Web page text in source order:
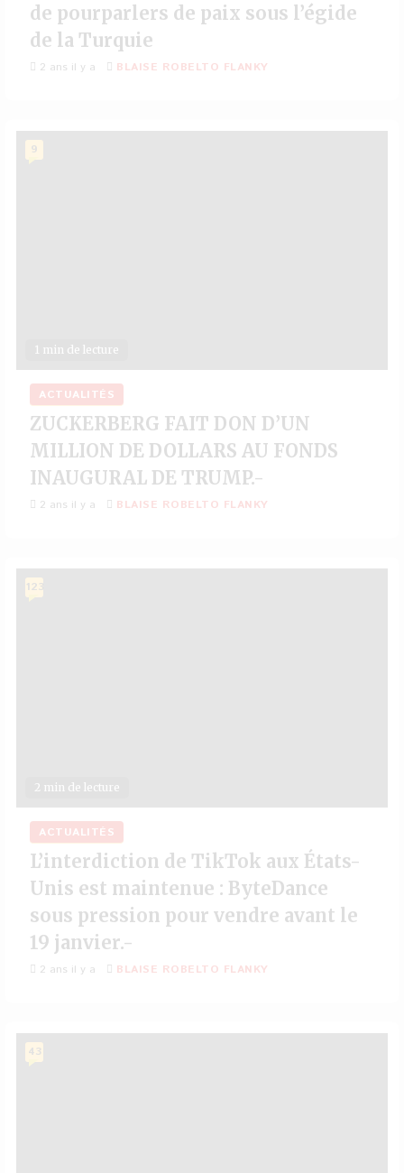
de pourparlers de paix sous l’égide
de la Turquie
2 ans il y a BLAISE ROBELTO FLANKY
1 min de lecture
9
ACTUALITÉS
ZUCKERBERG FAIT DON D’UN
MILLION DE DOLLARS AU FONDS
INAUGURAL DE TRUMP.-
2 ans il y a BLAISE ROBELTO FLANKY
2 min de lecture
123
ACTUALITÉS
L’interdiction de TikTok aux États-
Unis est maintenue : ByteDance
sous pression pour vendre avant le
19 janvier.-
2 ans il y a BLAISE ROBELTO FLANKY
43